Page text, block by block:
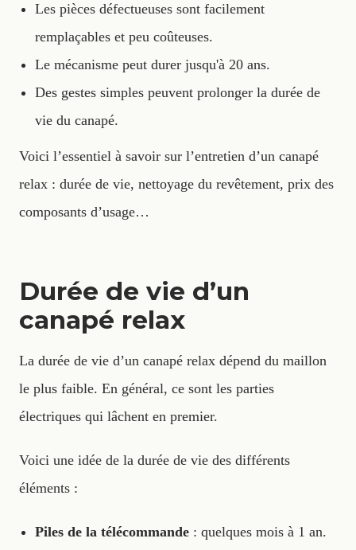
Les pièces défectueuses sont facilement
remplaçables et peu coûteuses.
Le mécanisme peut durer jusqu'à 20 ans.
Des gestes simples peuvent prolonger la durée de
vie du canapé.
Voici l’essentiel à savoir sur l’entretien d’un canapé
relax : durée de vie, nettoyage du revêtement, prix des
composants d’usage…
Durée de vie d’un
canapé relax
La durée de vie d’un canapé relax dépend du maillon
le plus faible. En général, ce sont les parties
électriques qui lâchent en premier.
Voici une idée de la durée de vie des différents
éléments :
Piles de la télécommande : quelques mois à 1 an.